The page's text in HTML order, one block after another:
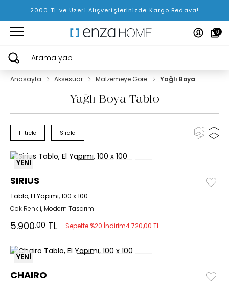
2000 TL ve Üzeri Alışverişlerinizde Kargo Bedava!
0
Arama yap
Anasayfa Aksesuar Malzemeye Göre Yağlı Boya
Yağlı Boya Tablo
Filtrele Sırala
YENİ
SIRIUS
Tablo, El Yapımı, 100 x 100
Çok Renkli, Modern Tasarım
5.900,00 TL Sepette %20 İndirim4.720,00 TL
YENİ
CHAIRO